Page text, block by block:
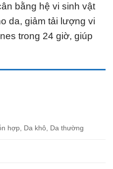
bằng hệ vi sinh vật
da, giảm tải lượng vi
trong 24 giờ, giúp
hợp, Da khô, Da thường